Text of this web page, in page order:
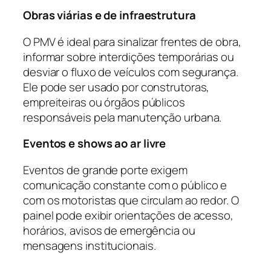
Obras viárias e de infraestrutura
O PMV é ideal para sinalizar frentes de obra,
informar sobre interdições temporárias ou
desviar o fluxo de veículos com segurança.
Ele pode ser usado por construtoras,
empreiteiras ou órgãos públicos
responsáveis pela manutenção urbana.
Eventos e shows ao ar livre
Eventos de grande porte exigem
comunicação constante com o público e
com os motoristas que circulam ao redor. O
painel pode exibir orientações de acesso,
horários, avisos de emergência ou
mensagens institucionais.